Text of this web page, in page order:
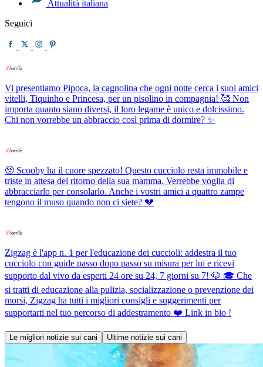
Attualità italiana
Seguici
Vi presentiamo Pipoca, la cagnolina che ogni notte cerca i suoi amici
vitelli, Tiquinho e Princesa, per un pisolino in compagnia! 🥰 Non
importa quanto siano diversi, il loro legame è unico e dolcissimo.
Chi non vorrebbe un abbraccio così prima di dormire? ✨
🥹 Scooby ha il cuore spezzato! Questo cucciolo resta immobile e
triste in attesa del ritorno della sua mamma. Verrebbe voglia di
abbracciarlo per consolarlo. Anche i vostri amici a quattro zampe
tengono il muso quando non ci siete? 💔
Zigzag è l'app n. 1 per l'educazione dei cuccioli: addestra il tuo
cucciolo con guide passo dopo passo su misura per lui e ricevi
supporto dal vivo da esperti 24 ore su 24, 7 giorni su 7! 🐶 🎓 Che
si tratti di educazione alla pulizia, socializzazione o prevenzione dei
morsi, Zigzag ha tutti i migliori consigli e suggerimenti per
supportarti nel tuo percorso di addestramento ❤️ Link in bio !
Le migliori notizie sui cani Ultime notizie sui cani